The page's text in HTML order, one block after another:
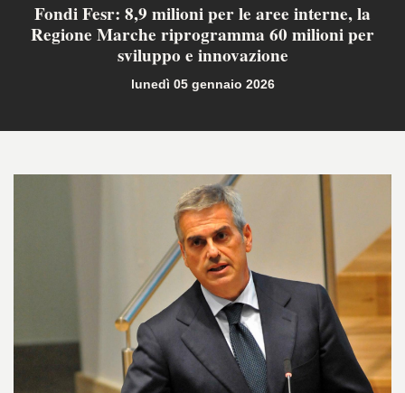
Fondi Fesr: 8,9 milioni per le aree interne, la
Regione Marche riprogramma 60 milioni per
sviluppo e innovazione
lunedì 05 gennaio 2026